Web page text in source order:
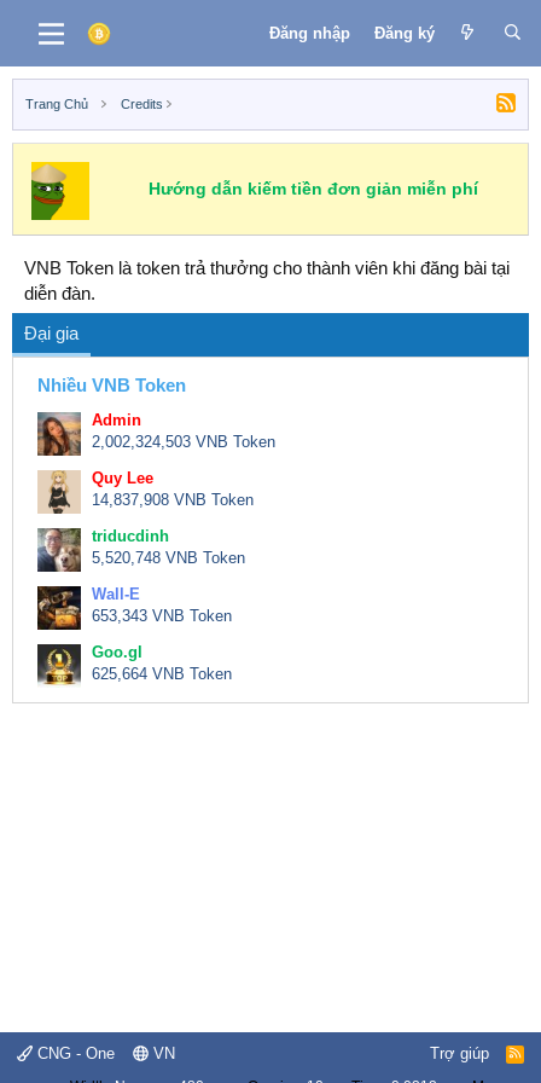
Đăng nhập Đăng ký
Trang Chủ Credits
Hướng dẫn kiếm tiền đơn giản miễn phí
VNB Token là token trả thưởng cho thành viên khi đăng bài tại
diễn đàn.
Đại gia
Nhiều VNB Token
Admin
2,002,324,503 VNB Token
Quy Lee
14,837,908 VNB Token
triducdinh
5,520,748 VNB Token
Wall-E
653,343 VNB Token
Goo.gl
625,664 VNB Token
CNG - One VN Trợ giúp
R